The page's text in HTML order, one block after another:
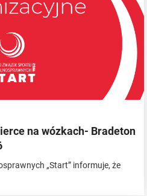
na wózkach- Bradeton
„Start” informuje, że